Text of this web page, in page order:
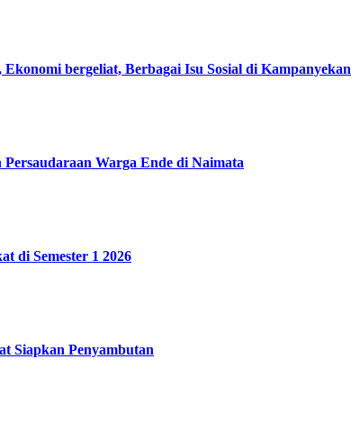
bergeliat, Berbagai Isu Sosial di Kampanyekan
Warga Ende di Naimata
di Semester 1 2026
Siapkan Penyambutan